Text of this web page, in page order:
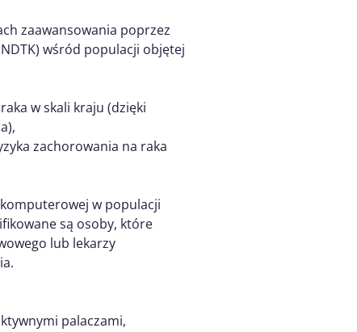
zaawansowania poprzez
wśród populacji objętej
w skali kraju (dzięki
zachorowania na raka
w populacji
są osoby, które
lub lekarzy
palaczami,